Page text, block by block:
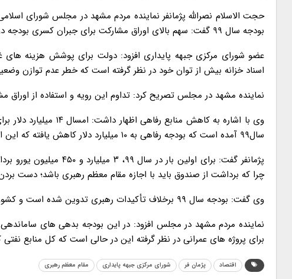
حجت الاسلام نصرالله پژمانفر نماینده مردم مشهد در مجلس شورای
بودجه سال ۹۹ گفت: سهم بالای اوراق مشارکت برای جبران کسری بودجه در واقع بدهکار کردن دولت و آینده فروشی است.
عضو شورای مرکزی جبهه پایداری افزود: دولت برای پوشش هزینه های
اسناد خزانه بیش از توان خود در نظر گرفته است که خطر عدم توازن
نماینده مشهد در مجلس تصریح کرد: تداوم این رویه و استفاده از
وی با اشاره به کاهش
سال۹۹ آمده است که بودجه رفاهی به ۱۰ میلیارد دلار کاهش یافته که این امر مشکلاتی برای آینده کشور خواهد داشت.
پژمانفر گفت: برای
چرا که برداشت از صندوق باید با اجازه مقام معظم رهبری باشد؛ دست
وی گفت: بودجه سال ۹۹ برخلاف تأکیدات رهبری تدوین شده است و کشور را در سال آینده به بن بست می کشاند.
برای پروژه های عمرانی در نظر گرفته این در حالی است که کل منابع نفتی کشور در سال آینده ۴۸ هزار
اقتصاد پژمان فر شورای مرکزی جبهه پایداری مقام معظم رهبری